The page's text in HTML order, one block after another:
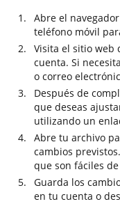
Abre el
teléfono móvil
Visita el sitio web
cuenta. Si
o correo
Después de
que deseas
utilizando un
Abre tu archivo
cambios
que son fáciles
Guarda los
en tu cuenta o